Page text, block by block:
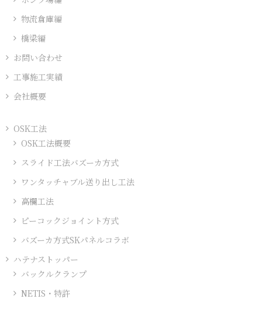
物流倉庫編
橋梁編
お問い合わせ
工事施工実績
会社概要
OSK工法
OSK工法概要
スライド工法バズーカ方式
ワンタッチャブル送り出し工法
高欄工法
ピーコックジョイント方式
バズーカ方式SKパネルコラボ
ハテナストッパー
バックルクランプ
NETIS・特許